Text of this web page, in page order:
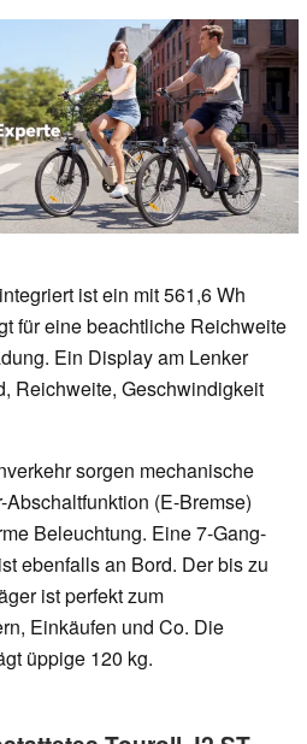
ist ein mit 561,6 Wh
für eine beachtliche Reichweite
Ein Display am Lenker
Reichweite, Geschwindigkeit
sorgen mechanische
(E-Bremse)
Beleuchtung. Eine 7-Gang-
ebenfalls an Bord. Der bis zu
ist perfekt zum
Einkäufen und Co. Die
üppige 120 kg.